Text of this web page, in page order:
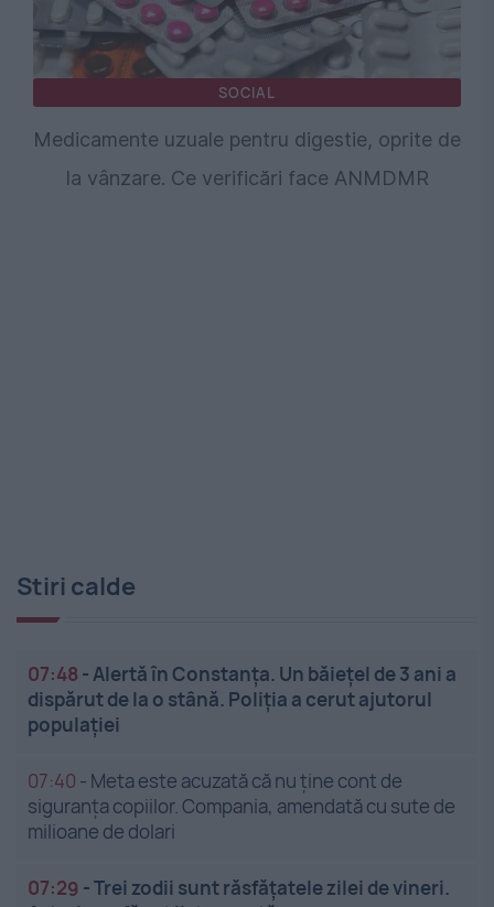
SOCIAL
Medicamente uzuale pentru digestie, oprite de
la vânzare. Ce verificări face ANMDMR
Stiri calde
07:48 -Alertă în Constanța. Un băiețel de 3 ani a
dispărut de la o stână. Poliția a cerut ajutorul
populației
07:40 - Meta este acuzată că nu ține cont de
siguranța copiilor. Compania, amendată cu sute de
milioane de dolari
07:29 -Trei zodii sunt răsfățatele zilei de vineri.